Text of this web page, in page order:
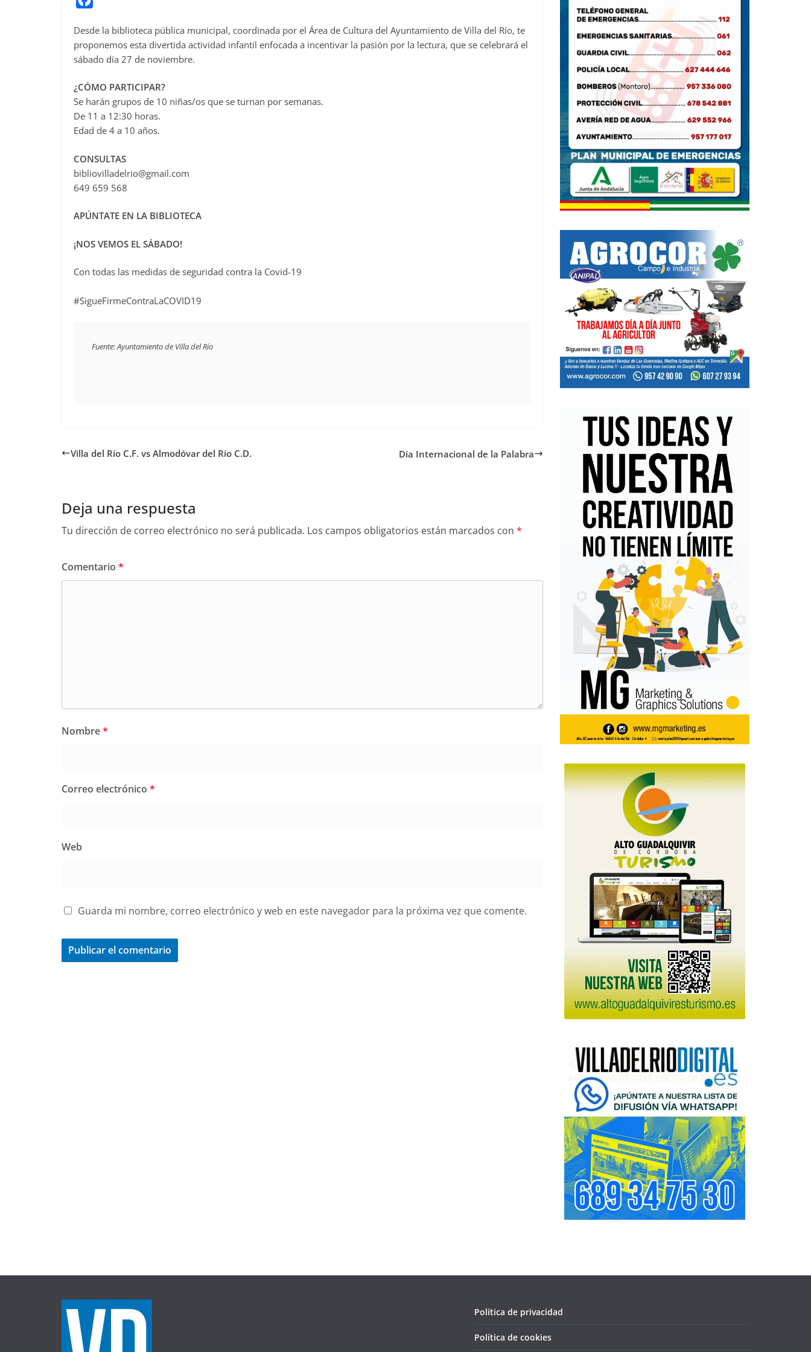
c
e
b
o
o
k
Desde la biblioteca pública municipal, coordinada por el Área de Cultura del Ayuntamiento de Villa del Río, te
proponemos esta divertida actividad infantil enfocada a incentivar la pasión por la lectura, que se celebrará el
sábado día 27 de noviembre.
¿CÓMO PARTICIPAR?
Se harán grupos de 10 niñas/os que se turnan por semanas.
De 11 a 12:30 horas.
Edad de 4 a 10 años.
CONSULTAS
bibliovilladelrio@gmail.com
649 659 568
APÚNTATE EN LA BIBLIOTECA
¡NOS VEMOS EL SÁBADO!
Con todas las medidas de seguridad contra la Covid-19
#SigueFirmeContraLaCOVID19
Fuente: Ayuntamiento de Villa del Río
Villa del Río C.F. vs Almodóvar del Río C.D. Día Internacional de la Palabra
Deja una respuesta
Tu dirección de correo electrónico no será publicada. Los campos obligatorios están marcados con *
Comentario *
Nombre*
Correo electrónico *
Web
Guarda mi nombre, correo electrónico y web en este navegador para la próxima vez que comente.
Política de privacidad
Política de cookies